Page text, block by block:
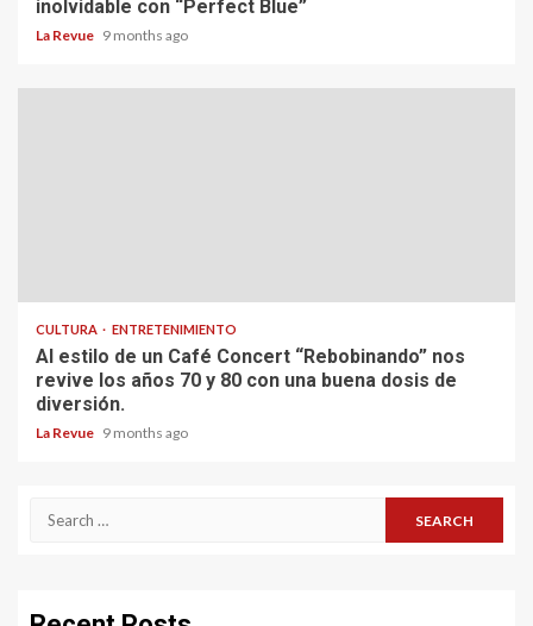
inolvidable con “Perfect Blue”
La Revue 9 months ago
CULTURA ENTRETENIMIENTO
Al estilo de un Café Concert “Rebobinando” nos
revive los años 70 y 80 con una buena dosis de
diversión.
La Revue 9 months ago
Search